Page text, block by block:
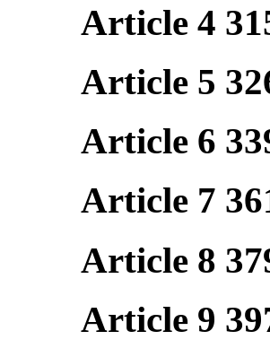
Article 4
Article 5
Article 6
Article 7
Article 8
Article 9